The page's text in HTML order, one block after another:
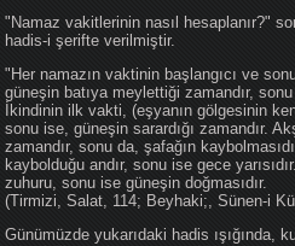
"Namaz vakitlerinin nasıl hesaplanır?"
hadis-i şerifte verilmiştir.
"Her namazın vaktinin başlangıcı ve
güneşin batıya meylettiği zamandır,
İkindinin ilk vakti, (eşyanın gölgesinin
sonu ise, güneşin sarardığı zamandır.
zamandır, sonu da, şafağın
kaybolduğu andır, sonu ise gece
zuhuru, sonu ise güneşin doğmasıdır.
(Tirmizi, Salat, 114; Beyhaki;, Sünen-i
Günümüzde yukarıdaki hadis ışığında,